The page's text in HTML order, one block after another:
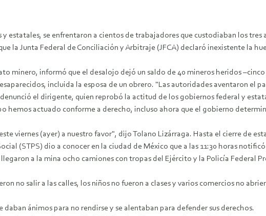
estatales, se enfrentaron a cientos de trabajadores que custodiaban los tres
la Junta Federal de Conciliación y Arbitraje (JFCA) declaró inexistente la
minero, informó que el desalojo dejó un saldo de 40 mineros heridos
incluida la esposa de un obrero. "Las autoridades aventaron el
el dirigente, quien reprobó la actitud de los gobiernos federal y
actuado conforme a derecho, incluso ahora que el gobierno
viernes (ayer) a nuestro favor", dijo Tolano Lizárraga. Hasta el cierre de
(STPS) dio a conocer en la ciudad de México que a las 11:30 horas
a la mina ocho camiones con tropas del Ejército y la Policía Federal
no salir a las calles, los niños no fueron a clases y varios comercios no
ánimos para no rendirse y se alentaban para defender sus derechos.